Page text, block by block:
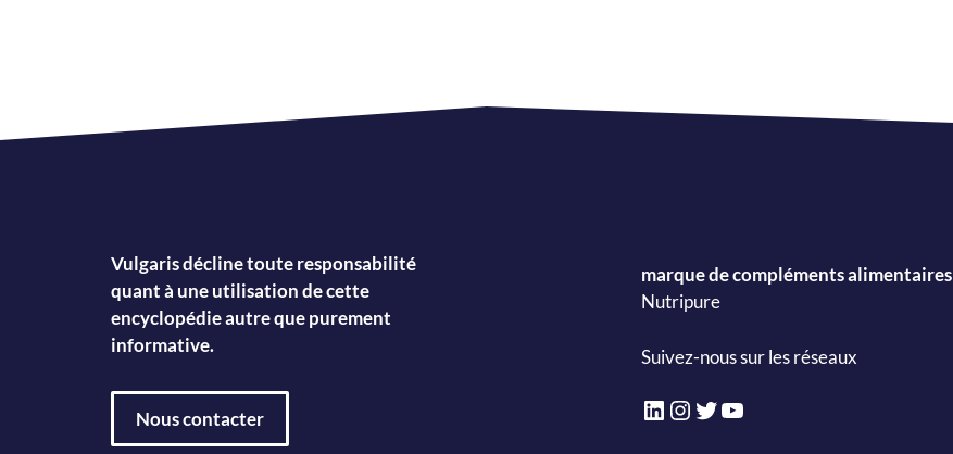
Vulgaris décline toute responsabilité
quant à une utilisation de cette
encyclopédie autre que purement
informative.
Nous contacter
marque de compléments alimentaires
Nutripure
Suivez-nous sur les réseaux
LinkedIn
Instagram
Twitter
YouTube